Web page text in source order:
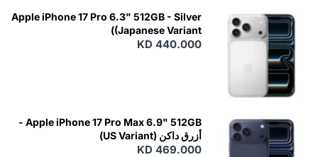
Apple iPhone 17 Pro 6.3" 512GB - Silver
(Japanese Variant)
KD 440.000
Apple iPhone 17 Pro Max 6.9" 512GB -
أزرق داكن (US Variant)
KD 469.000